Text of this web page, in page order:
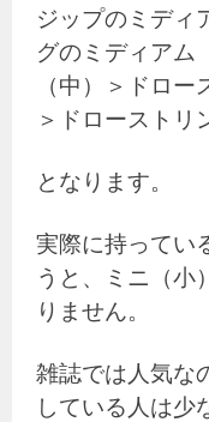
ジップのミディ
グのミディアム
（中）＞ドロー
＞ドローストリ
となります。
実際に持ってい
うと、ミニ（小
りません。
雑誌では人気な
している人は少